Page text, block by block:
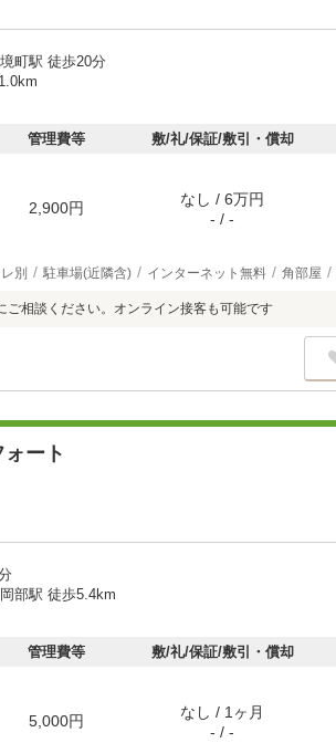
町駅 徒歩20分
管理費等 敷/礼/保証/敷引・償却
2,900円
なし / 6万円
- / -
別 駐車場(近隣含) インターネット無料 角部屋
ご相談ください。オンライン接客も可能です
ート
部駅 徒歩5.4km
管理費等 敷/礼/保証/敷引・償却
5,000円
なし / 1ヶ月
- / -